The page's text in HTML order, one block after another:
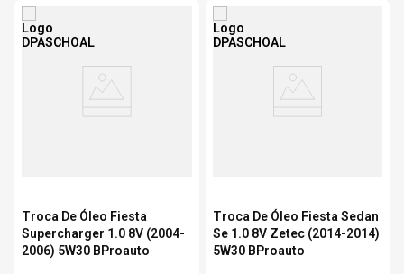
Troca De Óleo Fiesta
Supercharger 1.0 8V (2004-
2006) 5W30 BProauto
Troca De Óleo Fiesta Sedan
Se 1.0 8V Zetec (2014-2014)
5W30 BProauto